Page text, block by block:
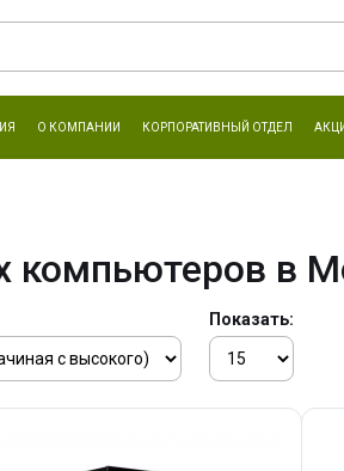
О КОМПАНИИ КОРПОРАТИВНЫЙ ОТДЕЛ
компьютеров в
Показать: